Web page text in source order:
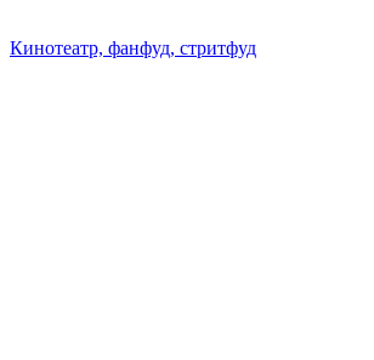
Кинотеатр, фанфуд, стритфуд